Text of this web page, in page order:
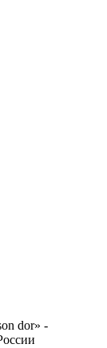
dor» -